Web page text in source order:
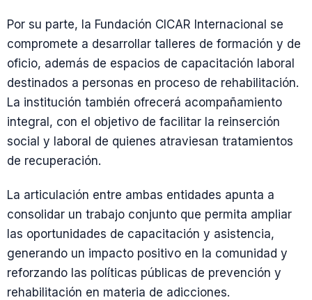
Por su parte, la Fundación CICAR Internacional se
compromete a desarrollar talleres de formación y de
oficio, además de espacios de capacitación laboral
destinados a personas en proceso de rehabilitación.
La institución también ofrecerá acompañamiento
integral, con el objetivo de facilitar la reinserción
social y laboral de quienes atraviesan tratamientos
de recuperación.
La articulación entre ambas entidades apunta a
consolidar un trabajo conjunto que permita ampliar
las oportunidades de capacitación y asistencia,
generando un impacto positivo en la comunidad y
reforzando las políticas públicas de prevención y
rehabilitación en materia de adicciones.